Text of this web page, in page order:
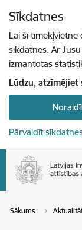
Sīkdatnes
Lai šī
sīkdatnes. Ar
izmantotas
Lūdzu, atzīmējiet
Pārvaldīt
Sākums